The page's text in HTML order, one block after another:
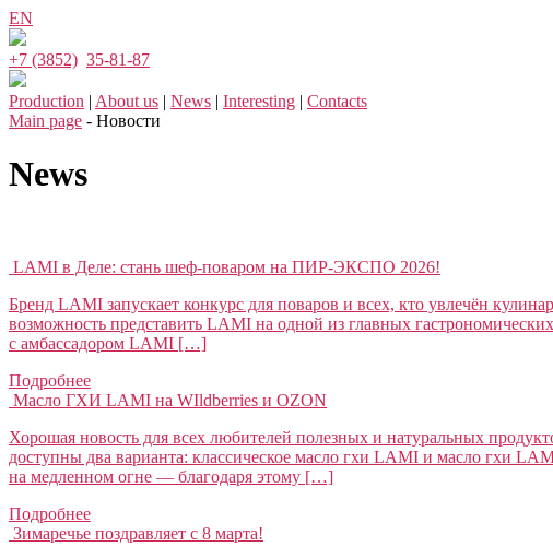
EN
+7 (3852) 35-81-87
Production | About us | News | Interesting | Contacts
Main page - Новости
News
LAMI в Деле: стань шеф-поваром на ПИР-ЭКСПО 2026!
Бренд LAMI запускает конкурс для поваров и всех, кто увлечён
возможность представить LAMI на одной из главных
с амбассадором LAMI […]
Подробнее
Масло ГХИ LAMI на WIldberries и OZON
Хорошая новость для всех любителей полезных и натуральных
доступны два варианта: классическое масло гхи LAMI и масло гхи
на медленном огне — благодаря этому […]
Подробнее
Зимаречье поздравляет с 8 марта!